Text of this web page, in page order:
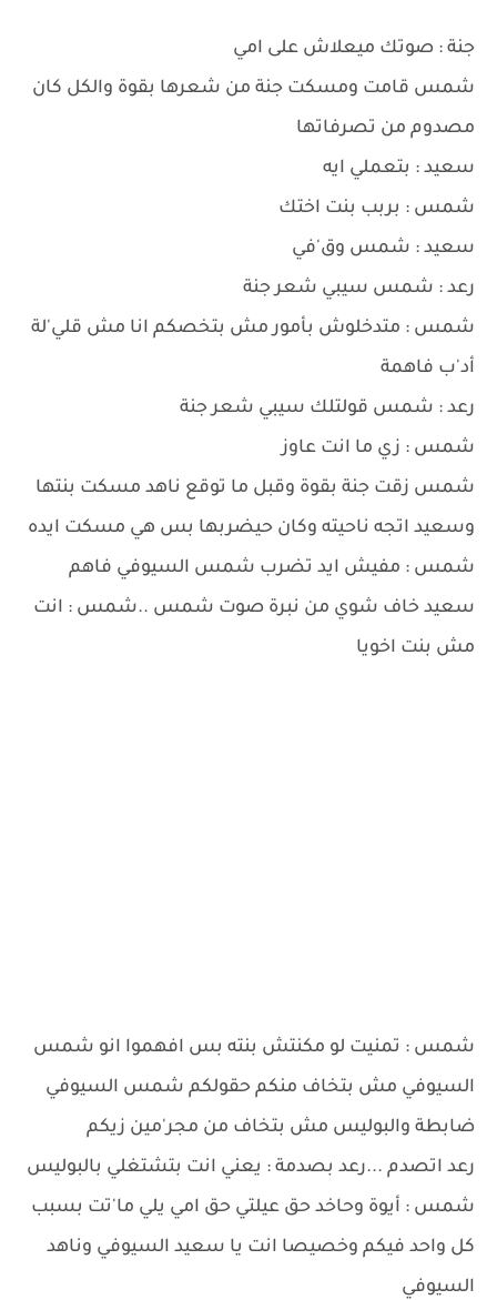
جنة : صوتك ميعلاش على امي
شمس قامت ومسكت جنة من شعرها بقوة والكل كان
مصدوم من تصرفاتها
سعيد : بتعملي ايه
شمس : بربب بنت اختك
سعيد : شمس وق'في
رعد : شمس سيبي شعر جنة
شمس : متدخلوش بأمور مش بتخصكم انا مش قلي'لة
أد'ب فاهمة
رعد : شمس قولتلك سيبي شعر جنة
شمس : زي ما انت عاوز
شمس زقت جنة بقوة وقبل ما توقع ناهد مسكت بنتها
وسعيد اتجه ناحيته وكان حيضربها بس هي مسكت ايده
شمس : مفيش ايد تضرب شمس السيوفي فاهم
سعيد خاف شوي من نبرة صوت شمس ..شمس : انت
مش بنت اخويا
شمس : تمنيت لو مكنتش بنته بس افهموا انو شمس
السيوفي مش بتخاف منكم حقولكم شمس السيوفي
ضابطة والبوليس مش بتخاف من مجر'مين زيكم
رعد اتصدم ...رعد بصدمة : يعني انت بتشتغلي بالبوليس
شمس : أيوة وحاخد حق عيلتي حق امي يلي ما'تت بسبب
كل واحد فيكم وخصيصا انت يا سعيد السيوفي وناهد
السيوفي